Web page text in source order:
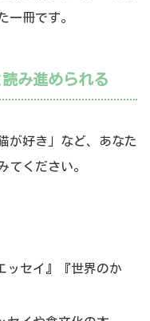
一冊です。
み進められる
が好き」など、あなた
てください。
ッセイ』『世界のか